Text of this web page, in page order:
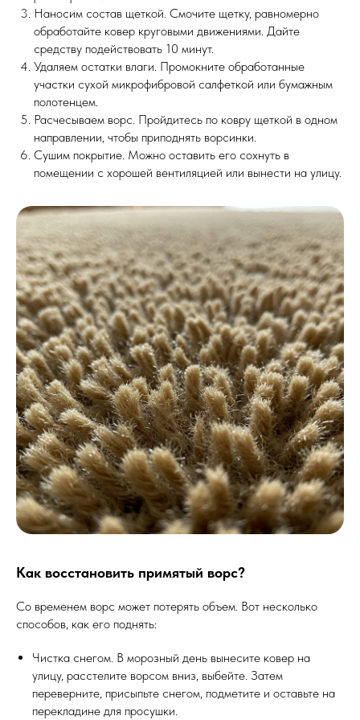
Наносим состав щеткой. Смочите щетку, равномерно
обработайте ковер круговыми движениями. Дайте
средству подействовать 10 минут.
Удаляем остатки влаги. Промокните обработанные
участки сухой микрофибровой салфеткой или бумажным
полотенцем.
Расчесываем ворс. Пройдитесь по ковру щеткой в одном
направлении, чтобы приподнять ворсинки.
Сушим покрытие. Можно оставить его сохнуть в
помещении с хорошей вентиляцией или вынести на улицу.
Как восстановить примятый ворс?
Со временем ворс может потерять объем. Вот несколько
способов, как его поднять:
Чистка снегом. В морозный день вынесите ковер на
улицу, расстелите ворсом вниз, выбейте. Затем
переверните, присыпьте снегом, подметите и оставьте на
перекладине для просушки.